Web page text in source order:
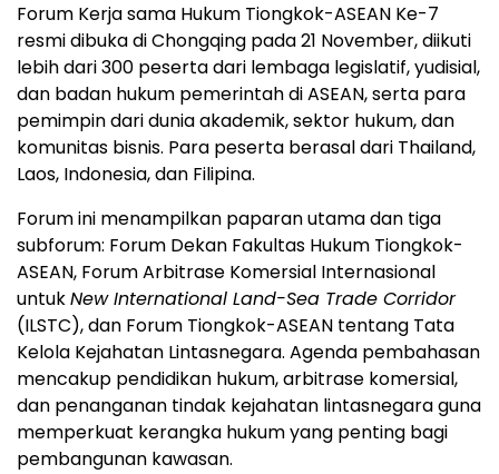
Forum Kerja sama Hukum Tiongkok-ASEAN Ke-7
resmi dibuka diChongqing pada 21 November, diikuti
lebih dari 300 peserta dari lembaga legislatif, yudisial,
dan badan hukum pemerintah di ASEAN, serta para
pemimpin dari dunia akademik, sektor hukum, dan
komunitas bisnis. Para peserta berasal dari Thailand,
Laos, Indonesia, dan Filipina.
Forum ini menampilkan paparan utama dan tiga
subforum: Forum Dekan Fakultas Hukum Tiongkok-
ASEAN, Forum Arbitrase Komersial Internasional
untukNew International Land-Sea Trade Corridor
(ILSTC), dan Forum Tiongkok-ASEAN tentang Tata
Kelola Kejahatan Lintasnegara. Agenda pembahasan
mencakup pendidikan hukum, arbitrase komersial,
dan penanganan tindak kejahatan lintasnegara guna
memperkuat kerangka hukum yang penting bagi
pembangunan kawasan.